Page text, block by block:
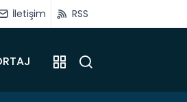
İletişim RSS